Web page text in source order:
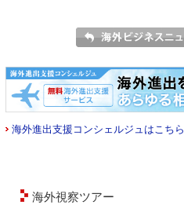
海外進出支援コンシェルジュはこちら
海外視察ツアー